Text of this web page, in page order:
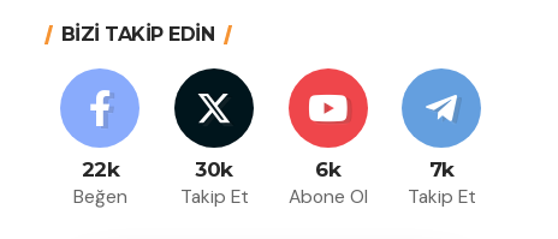
BİZİ TAKİP EDİN
22k
Beğen
30k
Takip Et
6k
Abone Ol
7k
Takip Et